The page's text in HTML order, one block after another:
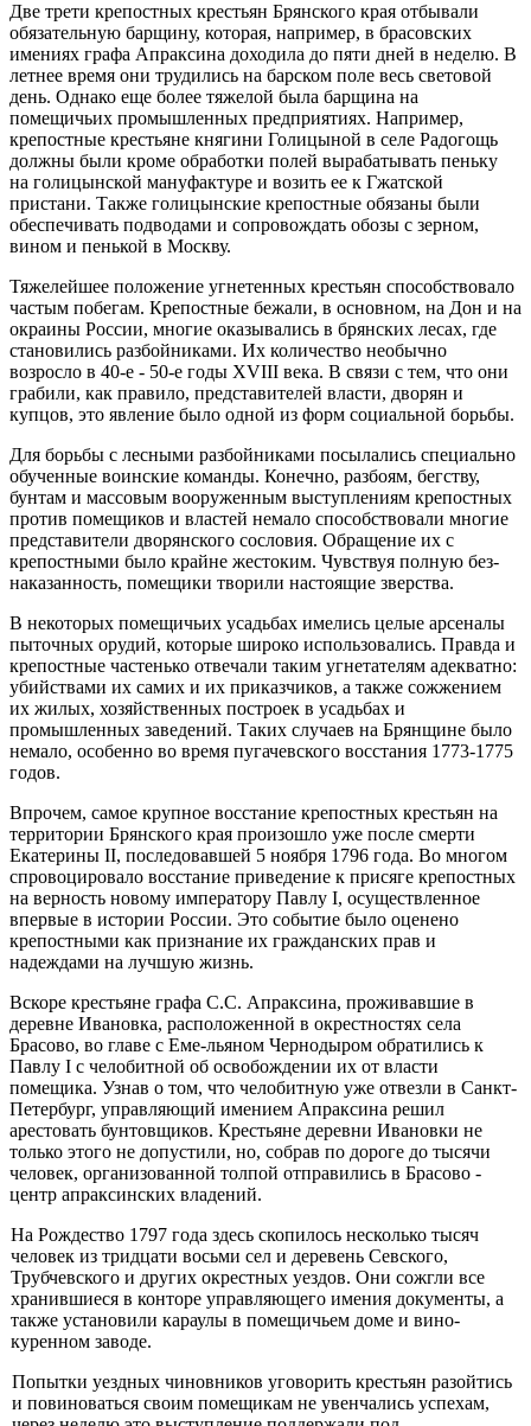
Две трети крепостных крестьян Брянского края отбывали
обязатель­ную барщину, которая, например, в брасовских
имениях графа Апраксина доходила до пяти дней в неделю. В
летнее время они трудились на бар­ском поле весь световой
день. Однако еще более тяжелой была барщина на
помещичьих промышленных предприятиях. Например,
крепостные крестьяне княгини Голицыной в селе Радогощь
должны были кроме обра­ботки полей вырабатывать пеньку
на голицынской мануфактуре и возить ее к Гжатской
пристани. Также голицынские крепостные обязаны были
обеспечивать подводами и сопровождать обозы с зерном,
вином и пень­кой в Москву.
Тяжелейшее положение угнетенных крестьян способствовало
ча­стым побегам. Крепостные бежали, в основном, на Дон и на
окраины России, многие оказывались в брянских лесах, где
становились разбойни­ками. Их количество необычно
возросло в 40-е - 50-е годы XVIII века. В связи с тем, что они
грабили, как правило, представителей власти, дворян и
купцов, это явление было одной из форм социальной борьбы.
Для борьбы с лесными разбойниками посылались специально
обу­ченные воинские команды. Конечно, разбоям, бегству,
бунтам и массовым вооруженным выступлениям крепостных
против помещиков и властей немало способствовали многие
представители дворянского сословия. Об­ращение их с
крепостными было крайне жестоким. Чувствуя полную без­
наказанность, помещики творили настоящие зверства.
В некоторых помещичьих усадьбах имелись целые арсеналы
пы­точных орудий, которые широко использовались. Правда и
крепостные частенько отвечали таким угнетателям адекватно:
убийствами их самих и их приказчиков, а также сожжением
их жилых, хозяйственных построек в усадьбах и
промышленных заведений. Таких случаев на Брянщине было
немало, особенно во время пугачевского восстания 1773-1775
годов.
Впрочем, самое крупное восстание крепостных крестьян на
тер­ритории Брянского края произошло уже после смерти
Екатерины II, по­следовавшей 5 ноября 1796 года. Во многом
спровоцировало восстание приведение к присяге крепостных
на верность новому императору Пав­лу I, осуществленное
впервые в истории России. Это событие было оце­нено
крепостными как признание их гражданских прав и
надеждами на лучшую жизнь.
Вскоре крестьяне графа С.С. Апраксина, проживавшие в
деревне Ивановка, расположенной в окрестностях села
Брасово, во главе с Еме-льяном Чернодыром обратились к
Павлу I с челобитной об освобожде­нии их от власти
помещика. Узнав о том, что челобитную уже отвезли в Санкт-
Петербург, управляющий имением Апраксина решил
арестовать бунтовщиков. Крестьяне деревни Ивановки не
только этого не допустили, но, собрав по дороге до тысячи
человек, организованной толпой отправи­лись в Брасово -
центр апраксинских владений.
На Рождество 1797 года здесь скопилось несколько тысяч
человек из тридцати восьми сел и деревень Севского,
Трубчевского и других окрест­ных уездов. Они сожгли все
хранившиеся в конторе управляющего име­ния документы, а
также установили караулы в помещичьем доме и вино­
куренном заводе.
Попытки уездных чиновников уговорить крестьян разойтись
и по­виноваться своим помещикам не увенчались успехам,